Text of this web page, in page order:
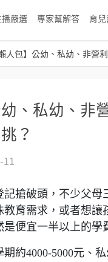
播嚴選 專家幫解答 育
人包】公幼、私幼、非營
幼、私幼、
？
搶破頭，不少父
育需求，或者想
便宜一半以上的學
約4000-5000元、